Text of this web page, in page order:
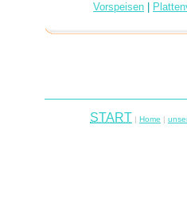
Vorspeisen
START | Home |